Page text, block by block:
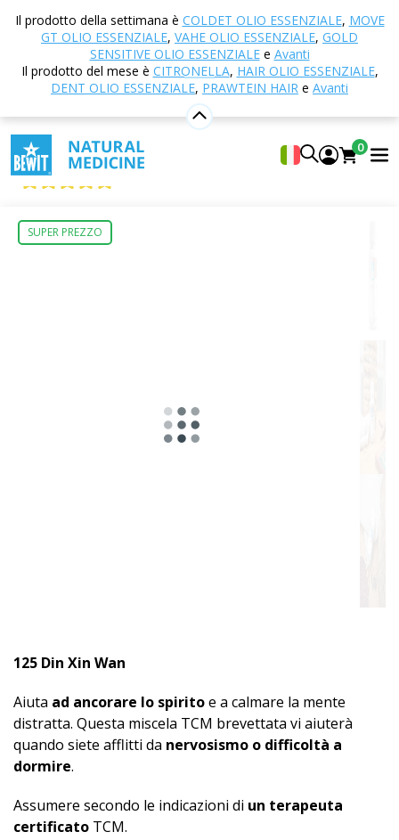
Il prodotto della settimana è COLDET OLIO ESSENZIALE, MOVE
GT OLIO ESSENZIALE, VAHE OLIO ESSENZIALE, GOLD
SENSITIVE OLIO ESSENZIALEe Avanti
Il prodotto del mese è CITRONELLA, HAIR OLIO ESSENZIALE,
DENT OLIO ESSENZIALE, PRAWTEIN HAIR e Avanti
0
Casa E-shop
MTC - Medicina Tradizionale Cinese
125 - Ancora di riposo BEWIT
125 - Ancora di riposo BEWIT
BEWIT Anchor of Calm
5
SUPER PREZZO
125 Din Xin Wan
Aiuta ad ancorare lo spiritoe a calmare la mente
distratta. Questa miscela TCM brevettata vi aiuterà
quando siete afflitti da nervosismo o difficoltà a
dormire.
Assumere secondo le indicazioni di un terapeuta
certificato TCM.